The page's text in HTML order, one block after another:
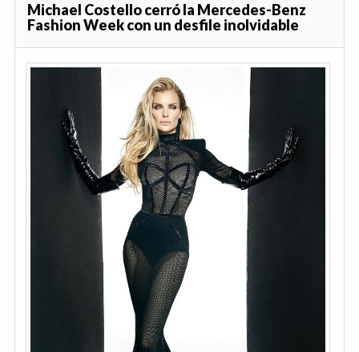
Michael Costello cerró la Mercedes-Benz
Fashion Week con un desfile inolvidable